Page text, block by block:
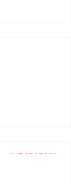
OUT OF STOCK